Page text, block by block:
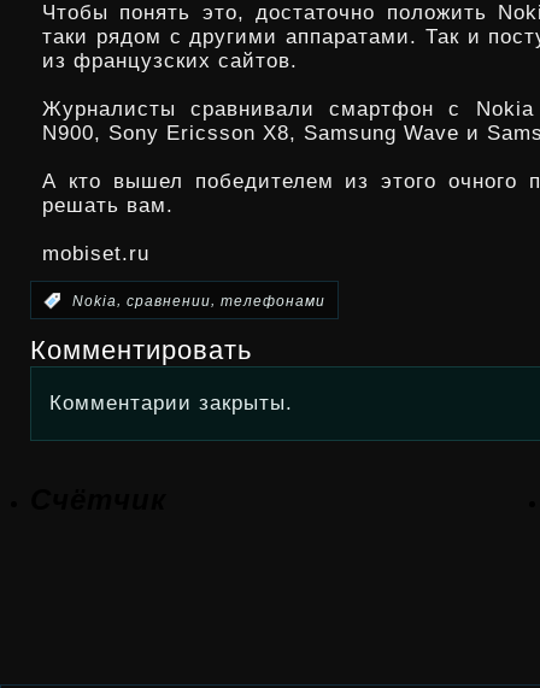
Чтобы понять это, достаточно положить
таки рядом с другими аппаратами. Так и
из французских сайтов.
Журналисты сравнивали смартфон с
N900, Sony Ericsson X8, Samsung Wave и
А кто вышел победителем из этого очного
решать вам.
mobiset.ru
Nokia, сравнении, телефонами
Комментировать
Комментарии закрыты.